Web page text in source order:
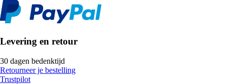
Levering en retour
30 dagen bedenktijd
Retourneer je bestelling
Trustpilot